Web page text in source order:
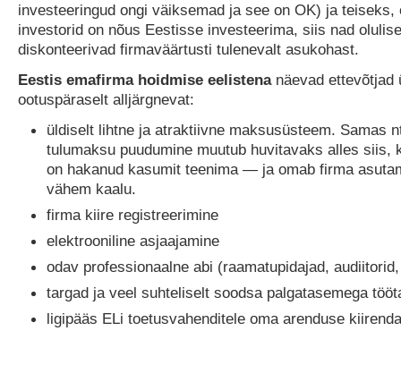
investeeringud ongi väiksemad ja see on OK) ja teiseks,
investorid on nõus Eestisse investeerima, siis nad
diskonteerivad firmaväärtusti tulenevalt asukohast.
Eestis emafirma hoidmise eelistenanäevad ettevõtjad
ootuspäraselt alljärgnevat:
üldiselt lihtne ja atraktiivne maksusüsteem. Samas
tulumaksu puudumine muutub huvitavaks alles siis,
on hakanud kasumit teenima — ja omab firma
vähem kaalu.
firma kiire registreerimine
elektrooniline asjaajamine
odav professionaalne abi (raamatupidajad,
targad ja veel suhteliselt soodsa palgatasemega
ligipääs ELi toetusvahenditele oma arenduse